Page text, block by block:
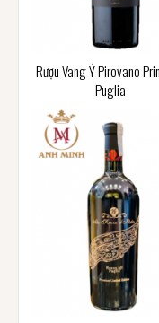
Rượu Vang Ý Pirovano
Puglia